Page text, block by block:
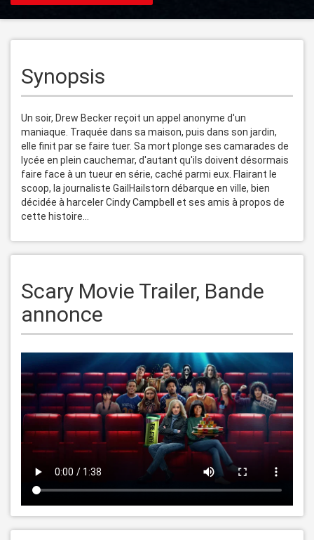
Synopsis
Un soir, Drew Becker reçoit un appel anonyme d'un
maniaque. Traquée dans sa maison, puis dans son jardin,
elle finit par se faire tuer. Sa mort plonge ses camarades de
lycée en plein cauchemar, d'autant qu'ils doivent désormais
faire face à un tueur en série, caché parmi eux. Flairant le
scoop, la journaliste GailHailstorn débarque en ville, bien
décidée à harceler Cindy Campbell et ses amis à propos de
Scary Movie Trailer, Bande
annonce